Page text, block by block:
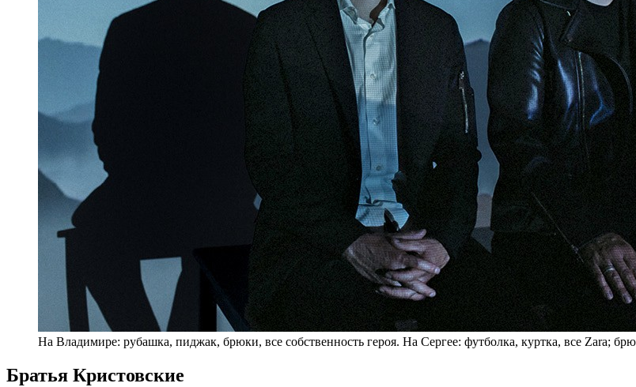
На Владимире: рубашка, пиджак, брюки, все собственность героя. На Сергее: футболка, куртка, все Zara;
Братья Кристовские